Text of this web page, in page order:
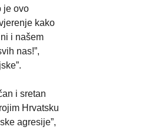
je ovo
kako
i našem
nas!”,
i sretan
Hrvatsku
agresije”,